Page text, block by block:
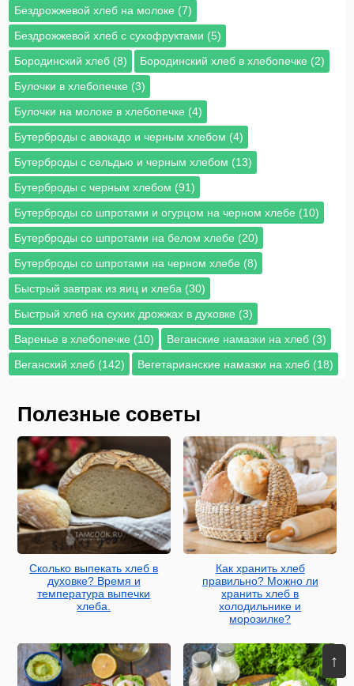
↑
Бездрожжевой хлеб на молоке (7)
Бездрожжевой хлеб с сухофруктами (5)
Бородинский хлеб (8)
Бородинский хлеб в хлебопечке (2)
Булочки в хлебопечке (3)
Булочки на молоке в хлебопечке (4)
Бутерброды с авокадо и черным хлебом (4)
Бутерброды с сельдью и черным хлебом (13)
Бутерброды с черным хлебом (91)
Бутерброды со шпротами и огурцом на черном хлебе (10)
Бутерброды со шпротами на белом хлебе (20)
Бутерброды со шпротами на черном хлебе (8)
Быстрый завтрак из яиц и хлеба (30)
Быстрый хлеб на сухих дрожжах в духовке (3)
Варенье в хлебопечке (10)
Веганские намазки на хлеб (3)
Веганский хлеб (142)
Вегетарианские намазки на хлеб (18)
Полезные советы
Сколько выпекать хлеб в
духовке? Время и
температура выпечки
хлеба.
Как хранить хлеб
правильно? Можно ли
хранить хлеб в
холодильнике и
морозилке?